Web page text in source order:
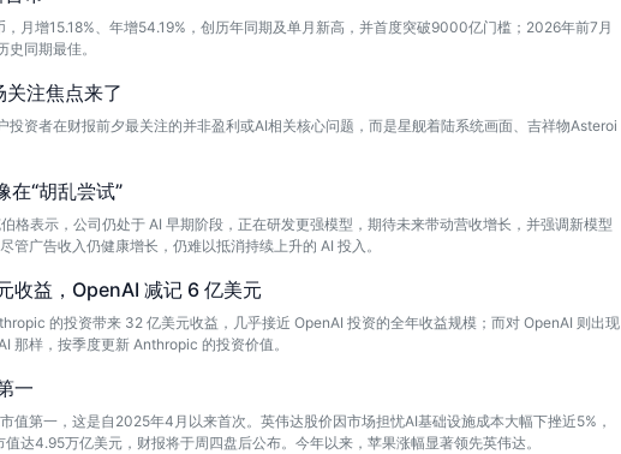
月增15.18%、年增54.19%，创历年同期及单月新高，并首度突破9000亿门槛；2026年前7月
同期最佳。
注焦点来了
资者在财报前夕最关注的并非盈利或AI相关核心问题，而是星舰着陆系统画面、吉祥物Asteroi
在“胡乱尝试”
格表示，公司仍处于 AI 早期阶段，正在研发更强模型，期待未来带动营收增长，并强调新模型
管广告收入仍健康增长，仍难以抵消持续上升的 AI 投入。
益，OpenAI 减记 6 亿美元
的投资带来 32 亿美元收益，几乎接近 OpenAI 投资的全年收益规模；而对 OpenAI 则出现
那样，按季度更新 Anthropic 的投资价值。
一
值第一，这是自2025年4月以来首次。英伟达股价因市场担忧AI基础设施成本大幅下挫近5%，
达4.95万亿美元，财报将于周四盘后公布。今年以来，苹果涨幅显著领先英伟达。